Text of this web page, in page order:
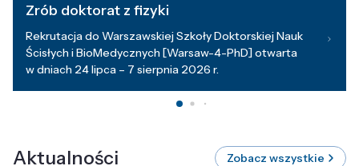
Zrób doktorat z fizyki
Rekrutacja do Warszawskiej Szkoły Doktorskiej Nauk
Ścisłych i BioMedycznych [Warsaw-4-PhD] otwarta
w dniach 24 lipca – 7 sierpnia 2026 r.
Aktualności Zobacz wszystkie